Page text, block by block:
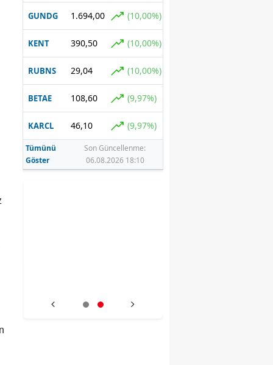
GUNDG 1.694,00 (10,00%)
KENT 390,50 (10,00%)
RUBNS 29,04 (10,00%)
BETAE 108,60 (9,97%)
KARCL 46,10 (9,97%)
Tümünü
Göster
Son Güncellenme:
06.08.2026 18:10